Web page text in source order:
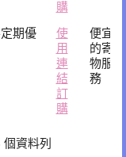
購
期優
使
用
連
結
訂
購
便宜
的寄
物服
務
資料列